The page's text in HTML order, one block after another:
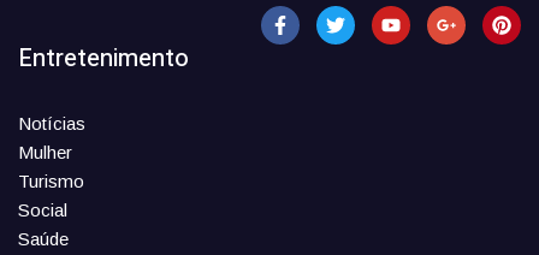
Entretenimento
Notícias
Mulher
Turismo
Social
Saúde